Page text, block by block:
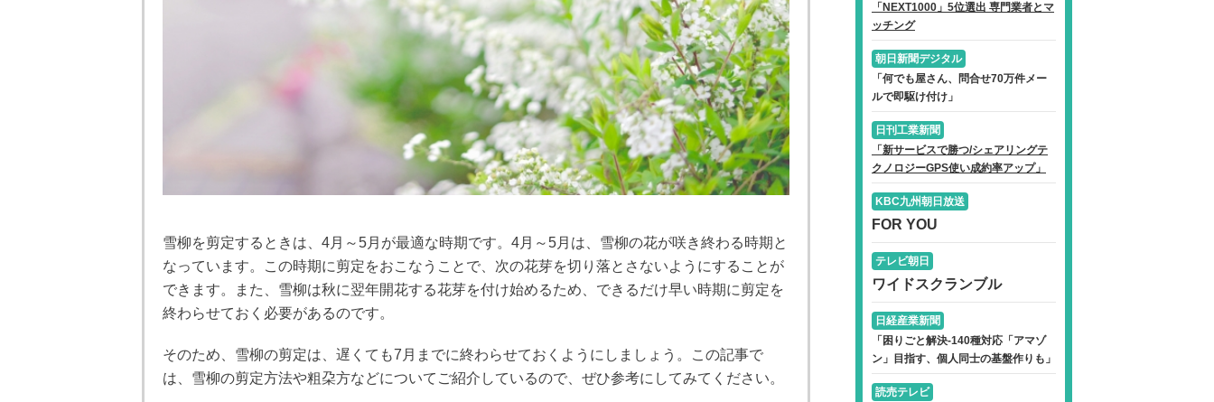
雪柳を剪定するときは、4月～5月が最適な時期です。4月～5月は、雪柳の花が咲き終わる時期と
なっています。この時期に剪定をおこなうことで、次の花芽を切り落とさないようにすることが
できます。また、雪柳は秋に翌年開花する花芽を付け始めるため、できるだけ早い時期に剪定を
終わらせておく必要があるのです。
そのため、雪柳の剪定は、遅くても7月までに終わらせておくようにしましょう。この記事で
は、雪柳の剪定方法や粗朶方などについてご紹介しているので、ぜひ参考にしてみてください。
「NEXT1000」5位選出 専門業者とマ
ッチング
朝日新聞デジタル
「何でも屋さん、問合せ70万件メー
ルで即駆け付け」
日刊工業新聞
「新サービスで勝つ/シェアリングテ
クノロジーGPS使い成約率アップ」
KBC九州朝日放送
FOR YOU
テレビ朝日
ワイドスクランブル
日経産業新聞
「困りごと解決-140種対応「アマゾ
ン」目指す、個人同士の基盤作りも」
読売テレビ